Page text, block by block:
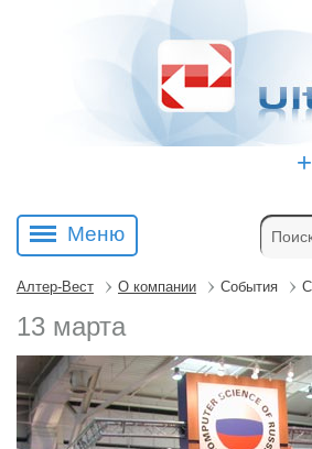
Меню
Алтер-Вест О компании События
13 марта